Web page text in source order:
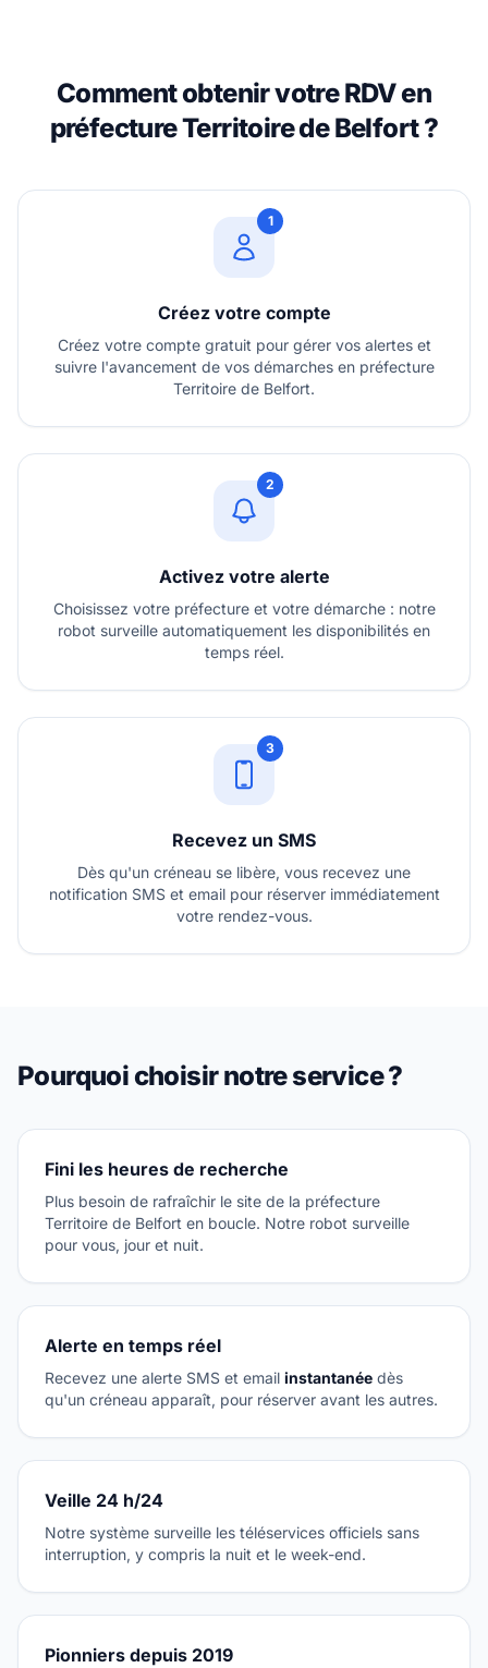
Comment obtenir votre RDV en
préfecture Territoire de Belfort ?
1
Créez votre compte
Créez votre compte gratuit pour gérer vos alertes et
suivre l'avancement de vos démarches en préfecture
Territoire de Belfort.
2
Activez votre alerte
Choisissez votre préfecture et votre démarche : notre
robot surveille automatiquement les disponibilités en
temps réel.
3
Recevez un SMS
Dès qu'un créneau se libère, vous recevez une
notification SMS et email pour réserver immédiatement
votre rendez-vous.
Pourquoi choisir notre service ?
Fini les heures de recherche
Plus besoin de rafraîchir le site de la préfecture
Territoire de Belfort en boucle. Notre robot surveille
pour vous, jour et nuit.
Alerte en temps réel
Recevez une alerte SMS et email instantanée dès
qu'un créneau apparaît, pour réserver avant les autres.
Veille 24 h/24
Notre système surveille les téléservices officiels sans
interruption, y compris la nuit et le week-end.
Pionniers depuis 2019